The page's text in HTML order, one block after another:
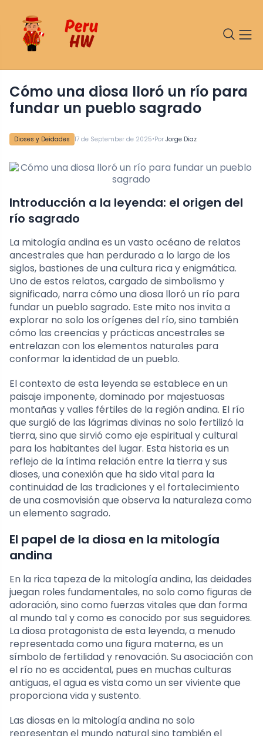
Dioses y Deidades 17 de September de 2025•Por Jorge Diaz
Cómo una diosa lloró un río para
fundar un pueblo sagrado
Introducción a la leyenda: el origen del
río sagrado
La mitología andina es un vasto océano de relatos
ancestrales que han perdurado a lo largo de los
siglos, bastiones de una cultura rica y enigmática.
Uno de estos relatos, cargado de simbolismo y
significado, narra cómo una diosa lloró un río para
fundar un pueblo sagrado. Este mito nos invita a
explorar no solo los orígenes del río, sino también
cómo las creencias y prácticas ancestrales se
entrelazan con los elementos naturales para
conformar la identidad de un pueblo.
El contexto de esta leyenda se establece en un
paisaje imponente, dominado por majestuosas
montañas y valles fértiles de la región andina. El río
que surgió de las lágrimas divinas no solo fertilizó la
tierra, sino que sirvió como eje espiritual y cultural
para los habitantes del lugar. Esta historia es un
reflejo de la íntima relación entre la tierra y sus
dioses, una conexión que ha sido vital para la
continuidad de las tradiciones y el fortalecimiento
de una cosmovisión que observa la naturaleza como
un elemento sagrado.
El papel de la diosa en la mitología
andina
En la rica tapeza de la mitología andina, las deidades
juegan roles fundamentales, no solo como figuras de
adoración, sino como fuerzas vitales que dan forma
al mundo tal y como es conocido por sus seguidores.
La diosa protagonista de esta leyenda, a menudo
representada como una figura materna, es un
símbolo de fertilidad y renovación. Su asociación con
el río no es accidental, pues en muchas culturas
antiguas, el agua es vista como un ser viviente que
proporciona vida y sustento.
Las diosas en la mitología andina no solo
representan el mundo natural sino también el